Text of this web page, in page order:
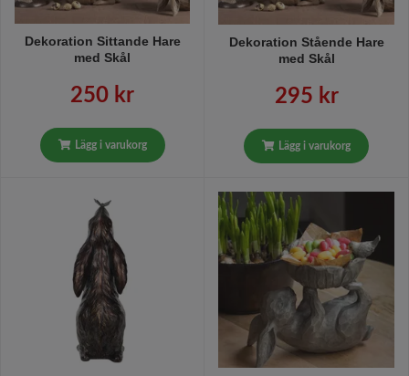
Dekoration Sittande Hare
med Skål
250 kr
Lägg i varukorg
Dekoration Stående Hare
med Skål
295 kr
Lägg i varukorg